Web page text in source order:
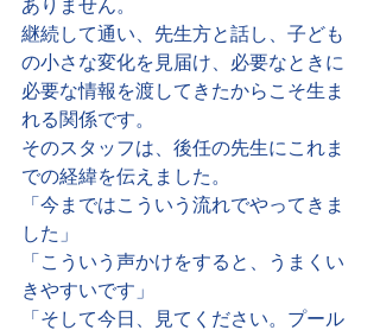
ありません。
継続して通い、先生方と話し、子ども
の小さな変化を見届け、必要なときに
必要な情報を渡してきたからこそ生ま
れる関係です。
そのスタッフは、後任の先生にこれま
での経緯を伝えました。
「今まではこういう流れでやってきま
した」
「こういう声かけをすると、うまくい
きやすいです」
「そして今日、見てください。プール